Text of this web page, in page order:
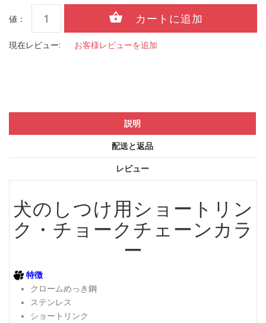
値：
現在レビュー: お客様レビューを追加
説明
配送と返品
レビュー
犬のしつけ用ショートリン
ク・チョークチェーンカラ
ー
特徴
クロームめっき鋼
ステンレス
ショートリンク